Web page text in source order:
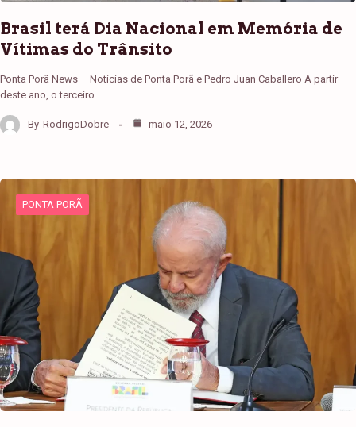
Brasil terá Dia Nacional em Memória de
Vítimas do Trânsito
Ponta Porã News – Notícias de Ponta Porã e Pedro Juan Caballero A partir
deste ano, o terceiro…
By RodrigoDobre maio 12, 2026
PONTA PORÃ